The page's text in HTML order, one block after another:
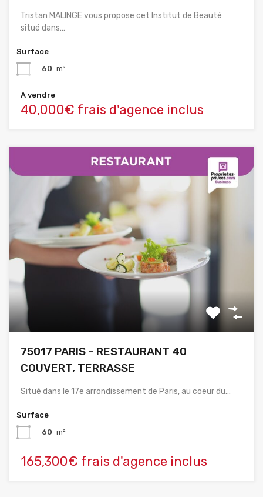
Tristan MALINGE vous propose cet Institut de Beauté
situé dans…
Surface
60 m²
A vendre
40,000€ frais d'agence inclus
75017 PARIS – RESTAURANT 40
COUVERT, TERRASSE
Situé dans le 17e arrondissement de Paris, au coeur du…
Surface
60 m²
165,300€ frais d'agence inclus